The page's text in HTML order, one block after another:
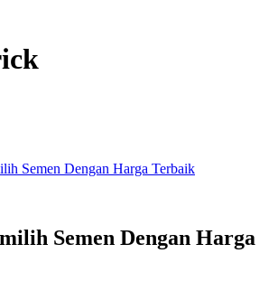
Semen Dengan Harga Terbaik
Semen Dengan Harga